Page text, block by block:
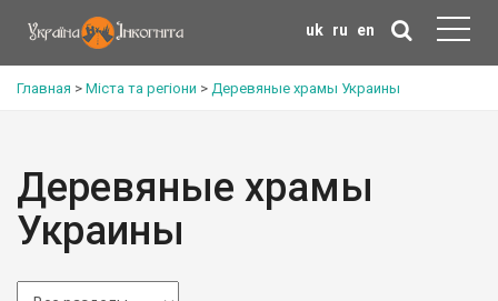
uk ru en
Главная > Міста та регіони > Деревяные храмы Украины
Деревяные храмы
Украины